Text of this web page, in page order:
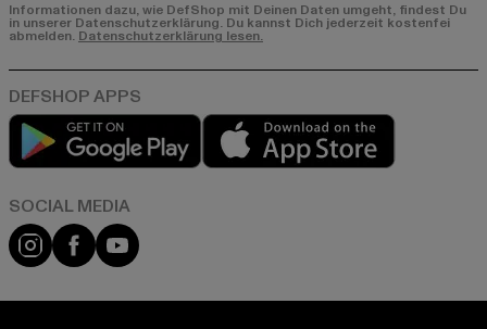
Informationen dazu, wie DefShop mit Deinen Daten umgeht, findest Du
in unserer Datenschutzerklärung. Du kannst Dich jederzeit kostenfei
abmelden. Datenschutzerklärung lesen.
Play market
Instagram
FacebookYouTube